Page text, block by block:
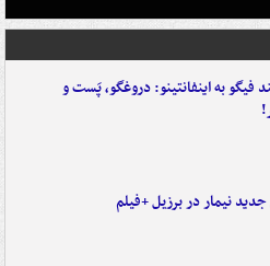
فیگو به اینفانتینو: دروغگو، پَست‌ و
نیمار در برزیل +فیلم